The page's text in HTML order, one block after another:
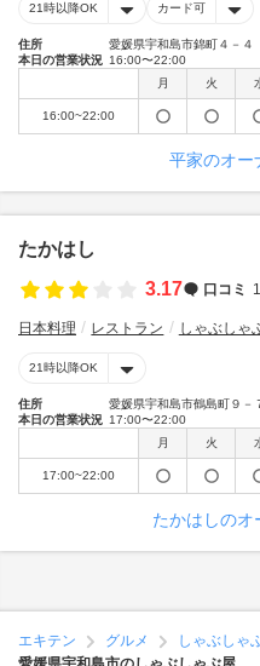
21時以降OK カード可
住所
愛媛県宇和島市錦町４－４
本日の営業状況 16:00〜22:00
月
火
16:00~22:00
平家のオー
たかはし
3.17
口コミ
日本料理 レストラン しゃぶしゃ
21時以降OK
住所
愛媛県宇和島市鶴島町９－
本日の営業状況 17:00〜22:00
月
火
17:00~22:00
たかはしのオ
エキテン グルメ しゃぶしゃ